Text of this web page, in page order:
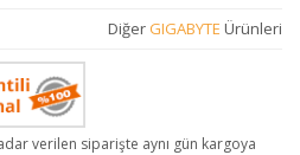
Diğer GIGABYTE Ürünleri
verilen siparişte aynı gün kargoya